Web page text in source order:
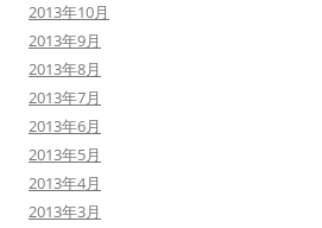
2013年10月
2013年9月
2013年8月
2013年7月
2013年6月
2013年5月
2013年4月
2013年3月